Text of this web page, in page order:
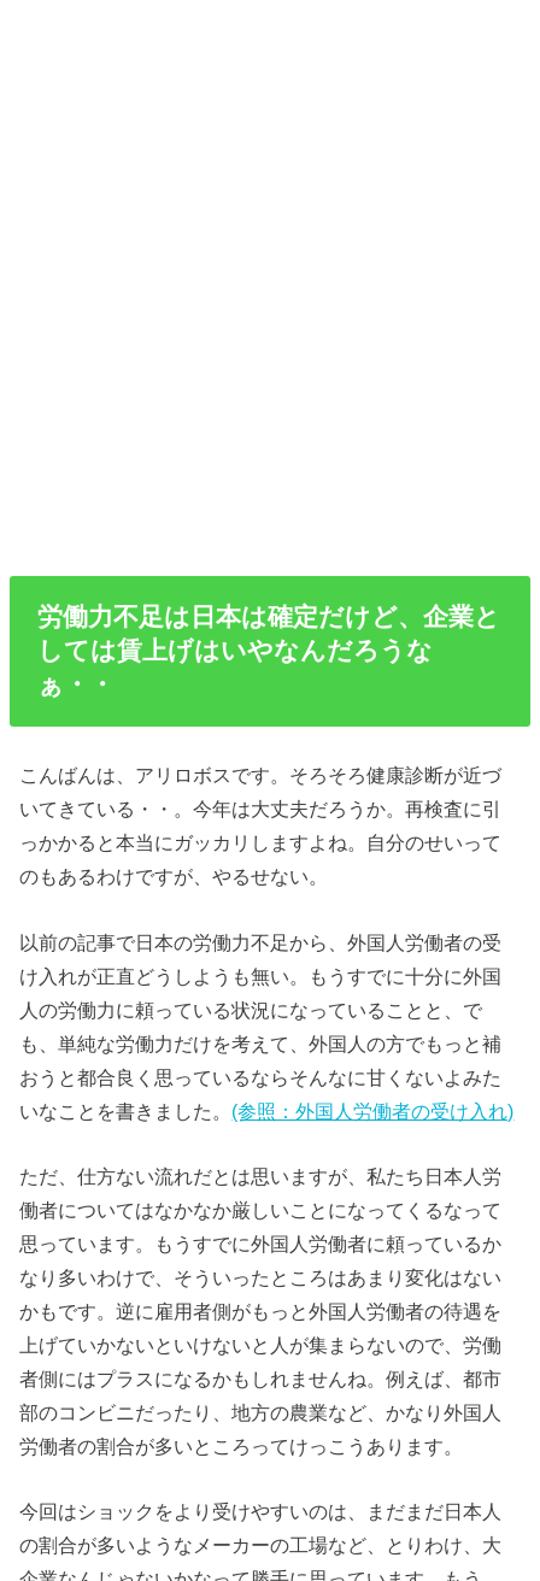
労働力不足は日本は確定だけど、企業と
しては賃上げはいやなんだろうな
ぁ・・
こんばんは、アリロボスです。そろそろ健康診断が近づ
いてきている・・。今年は大丈夫だろうか。再検査に引
っかかると本当にガッカリしますよね。自分のせいって
のもあるわけですが、やるせない。
以前の記事で日本の労働力不足から、外国人労働者の受
け入れが正直どうしようも無い。もうすでに十分に外国
人の労働力に頼っている状況になっていることと、で
も、単純な労働力だけを考えて、外国人の方でもっと補
おうと都合良く思っているならそんなに甘くないよみた
いなことを書きました。 (参照：外国人労働者の受け入れ)
ただ、仕方ない流れだとは思いますが、私たち日本人労
働者についてはなかなか厳しいことになってくるなって
思っています。もうすでに外国人労働者に頼っているか
なり多いわけで、そういったところはあまり変化はない
かもです。逆に雇用者側がもっと外国人労働者の待遇を
上げていかないといけないと人が集まらないので、労働
者側にはプラスになるかもしれませんね。例えば、都市
部のコンビニだったり、地方の農業など、かなり外国人
労働者の割合が多いところってけっこうあります。
今回はショックをより受けやすいのは、まだまだ日本人
の割合が多いようなメーカーの工場など、とりわけ、大